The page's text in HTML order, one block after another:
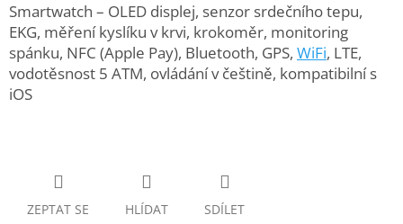
Cyklo
a
sport
Dílna
spotřebiče
Smartwatch – OLED displej, senzor srdečního tepu,
EKG, měření kyslíku v krvi, krokoměr, monitoring
spánku, NFC (Apple Pay), Bluetooth, GPS, WiFi, LTE,
vodotěsnost 5 ATM, ovládání v češtině, kompatibilní s
iOS
ZEPTAT SE HLÍDAT SDÍLET